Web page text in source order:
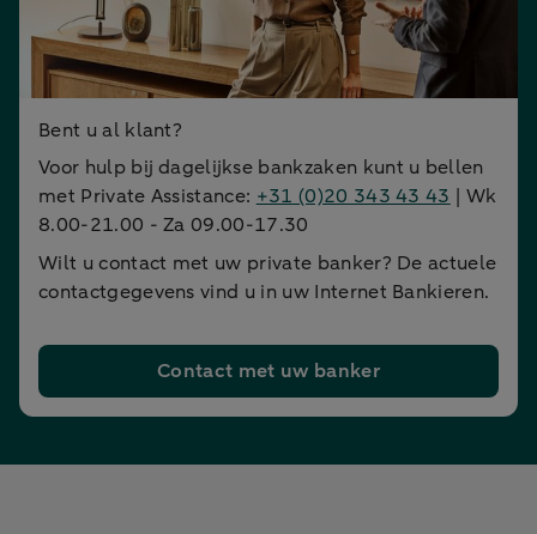
Bent u al klant?
Voor hulp bij dagelijkse bankzaken kunt u bellen
met Private Assistance: +31 (0)20 343 43 43 | Wk
8.00-21.00 - Za 09.00-17.30
Wilt u contact met uw private banker? De actuele
contactgegevens vind u in uw Internet Bankieren.
Contact met uw banker